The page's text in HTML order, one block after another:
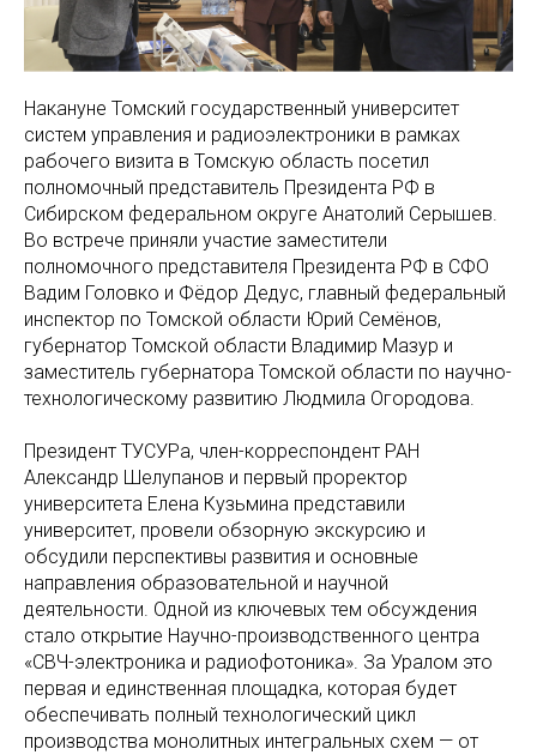
Накануне Томский государственный университет
систем управления и радиоэлектроники в рамках
рабочего визита в Томскую область посетил
полномочный представитель Президента РФ в
Сибирском федеральном округе Анатолий Серышев.
Во встрече приняли участие заместители
полномочного представителя Президента РФ в СФО
Вадим Головко и Фёдор Дедус, главный федеральный
инспектор по Томской области Юрий Семёнов,
губернатор Томской области Владимир Мазур и
заместитель губернатора Томской области по научно-
технологическому развитию Людмила Огородова.
Президент ТУСУРа, член-корреспондент РАН
Александр Шелупанов и первый проректор
университета Елена Кузьмина представили
университет, провели обзорную экскурсию и
обсудили перспективы развития и основные
направления образовательной и научной
деятельности. Одной из ключевых тем обсуждения
стало открытие Научно-производственного центра
«СВЧ-электроника и радиофотоника». За Уралом это
первая и единственная площадка, которая будет
обеспечивать полный технологический цикл
производства монолитных интегральных схем — от